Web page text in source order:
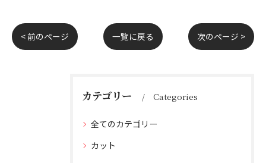
< 前のページ 一覧に戻る 次のページ >
カテゴリー Categories
全てのカテゴリー
カット